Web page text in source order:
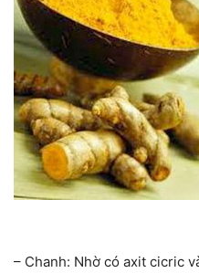
– Chanh: Nhờ có axit cicric